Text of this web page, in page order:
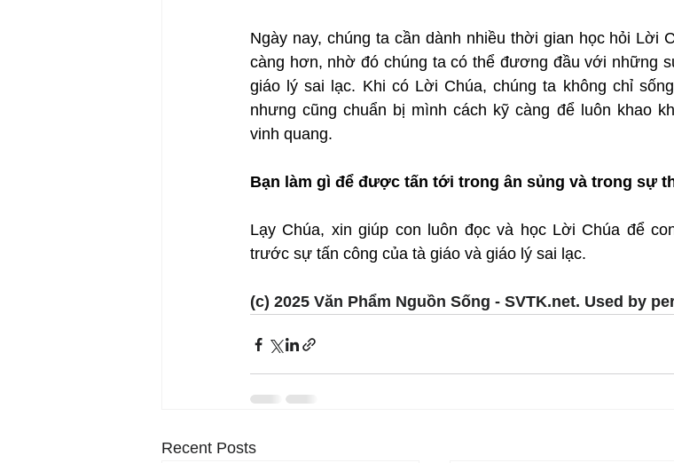
Ngày nay, chúng ta cần dành nhiều thời gian học hỏi Lời
càng hơn, nhờ đó chúng ta có thể đương đầu với những
giáo lý sai lạc. Khi có Lời Chúa, chúng ta không chỉ
nhưng cũng chuẩn bị mình cách kỹ càng để luôn khao
vinh quang.
Bạn làm gì để được tấn tới trong ân sủng và trong sự
Lạy Chúa, xin giúp con luôn đọc và học Lời Chúa để
trước sự tấn công của tà giáo và giáo lý sai lạc.
(c) 2025 Văn Phẩm Nguồn Sống - SVTK.net. Used by
Recent Posts